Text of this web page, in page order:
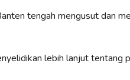
tengah mengusut dan
lebih lanjut tentang